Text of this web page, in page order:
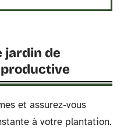
jardin de
et assurez-vous
à votre plantation.